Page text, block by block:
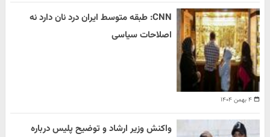
۴ بهمن ۱۴۰۴
CNN: طبقه متوسط ایران درد نان دارد نه
اصلاحات سیاسی
واکنش وزیر ارشاد و توضیح پلیس درباره